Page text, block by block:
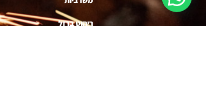
ריהוט ברזל